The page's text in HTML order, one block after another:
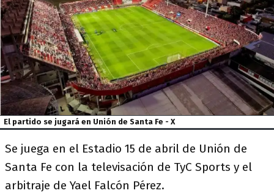
El partido se jugará en Unión de Santa Fe - X
Se juega en el Estadio 15 de abril de Unión de
Santa Fe con la televisación de TyC Sports y el
arbitraje de Yael Falcón Pérez.